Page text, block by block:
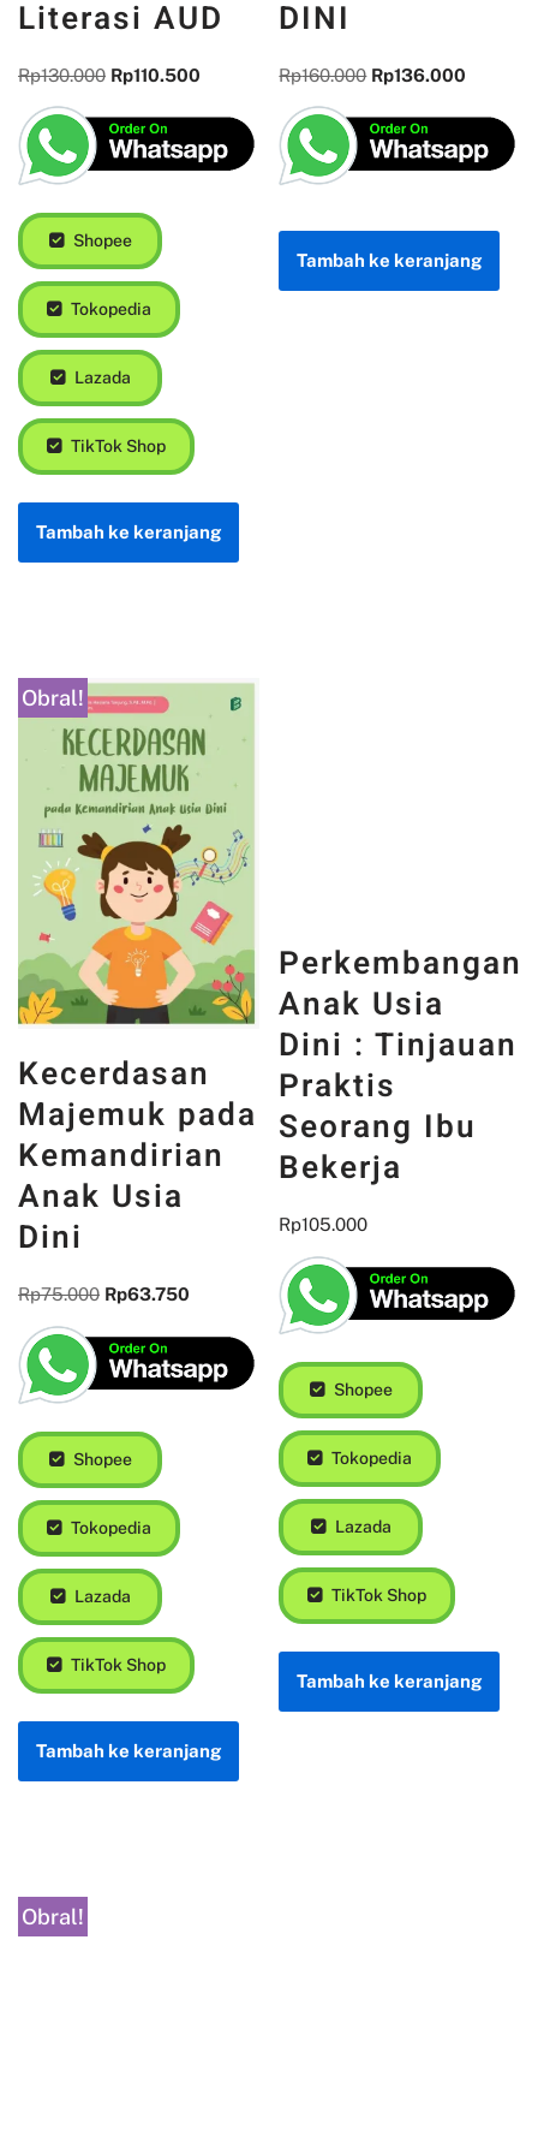
Literasi AUD
Rp130.000 Rp110.500
Shopee
Tokopedia
Lazada
TikTok Shop
Tambah ke keranjang
DINI
Rp160.000 Rp136.000
Tambah ke keranjang
Obral!
Kecerdasan
Majemuk pada
Kemandirian
Anak Usia
Dini
Rp75.000 Rp63.750
Shopee
Tokopedia
Lazada
TikTok Shop
Tambah ke keranjang
Perkembangan
Anak Usia
Dini : Tinjauan
Praktis
Seorang Ibu
Bekerja
Rp105.000
Shopee
Tokopedia
Lazada
TikTok Shop
Tambah ke keranjang
Obral!